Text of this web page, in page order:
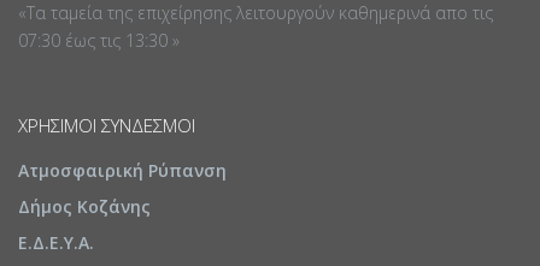
«Τα ταμεία της επιχείρησης λειτουργούν καθημερινά απο τις
07:30 έως τις 13:30 »
ΧΡΉΣΙΜΟΙ ΣΎΝΔΕΣΜΟΙ
Ατμοσφαιρική Ρύπανση
Δήμος Κοζάνης
Ε.Δ.Ε.Υ.Α.